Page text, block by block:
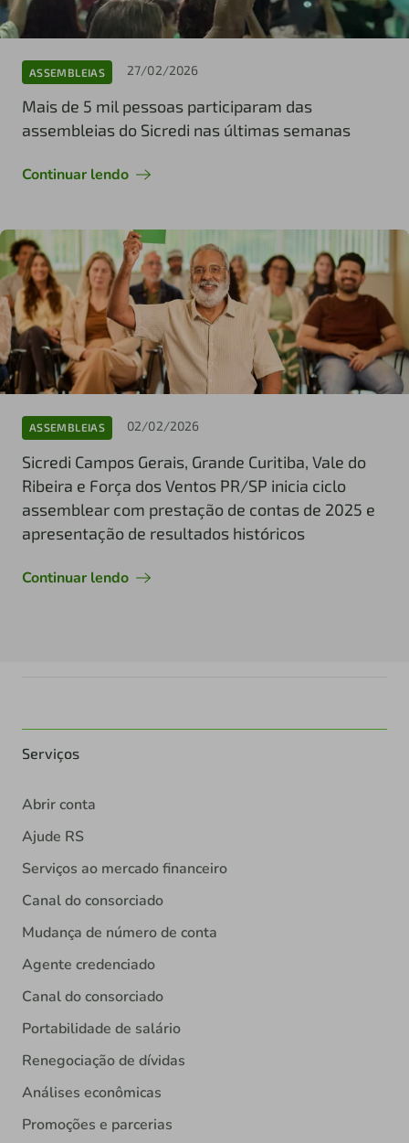
ASSEMBLEIAS 27/02/2026
Mais de 5 mil pessoas participaram das
assembleias do Sicredi nas últimas semanas
Continuar lendo
ASSEMBLEIAS 02/02/2026
Sicredi Campos Gerais, Grande Curitiba, Vale do
Ribeira e Força dos Ventos PR/SP inicia ciclo
assemblear com prestação de contas de 2025 e
apresentação de resultados históricos
Continuar lendo
Serviços
Abrir conta
Ajude RS
Serviços ao mercado financeiro
Canal do consorciado
Mudança de número de conta
Agente credenciado
Canal do consorciado
Portabilidade de salário
Renegociação de dívidas
Análises econômicas
Promoções e parcerias